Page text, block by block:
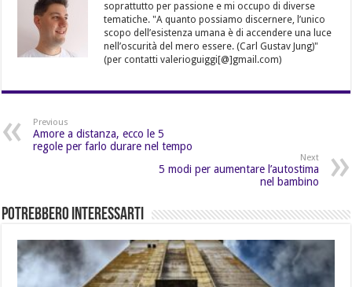
soprattutto per passione e mi occupo di diverse
tematiche. "A quanto possiamo discernere, l’unico
scopo dell’esistenza umana è di accendere una luce
nell’oscurità del mero essere. (Carl Gustav Jung)"
(per contatti valerioguiggi[@]gmail.com)
Previous
Amore a distanza, ecco le 5
regole per farlo durare nel tempo
Next
5 modi per aumentare l’autostima
nel bambino
Potrebbero Interessarti